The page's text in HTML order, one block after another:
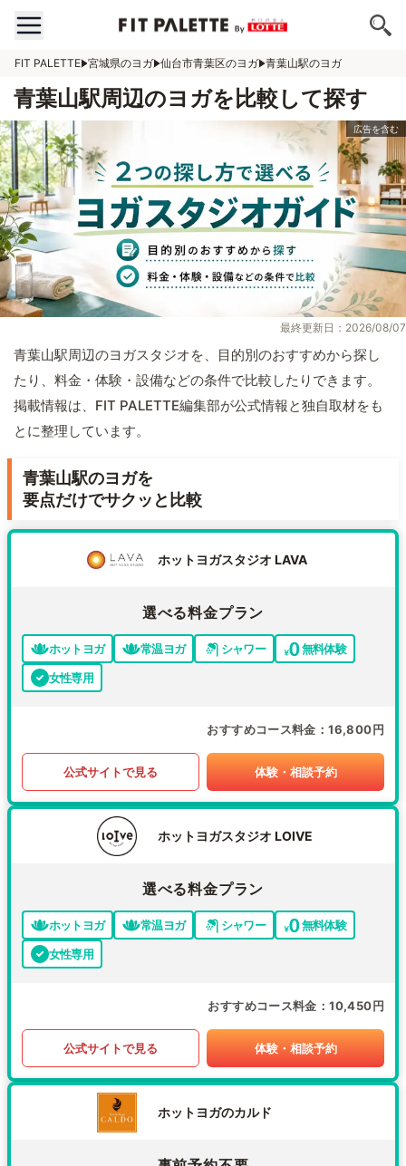
FIT PALETTE 宮城県のヨガ 仙台市青葉区のヨガ 青葉山駅のヨガ
青葉山駅周辺のヨガを比較して探す
最終更新日：2026/08/07
青葉山駅周辺のヨガスタジオを、目的別のおすすめから探し
たり、料金・体験・設備などの条件で比較したりできます。
掲載情報は、FIT PALETTE編集部が公式情報と独自取材をも
とに整理しています。
青葉山駅のヨガを
要点だけでサクッと比較
ホットヨガスタジオ LAVA
選べる料金プラン
ホットヨガ 常温ヨガ シャワー
無料体験
女性専用
おすすめコース料金 16,800円
公式サイトで見る 体験・相談予約
ホットヨガスタジオ LOIVE
選べる料金プラン
ホットヨガ 常温ヨガ シャワー
無料体験
女性専用
おすすめコース料金 10,450円
公式サイトで見る 体験・相談予約
ホットヨガのカルド